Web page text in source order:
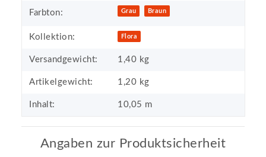
Farbton: Grau Braun
Kollektion: Flora
Versandgewicht: 1,40 kg
Artikelgewicht: 1,20 kg
Inhalt: 10,05 m
Angaben zur Produktsicherheit